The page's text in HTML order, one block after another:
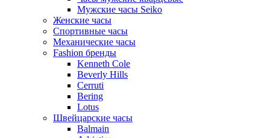
Мужские часы Seiko
Женские часы
Спортивные часы
Механические часы
Fashion бренды
Kenneth Cole
Beverly Hills
Cerruti
Bering
Lotus
Швейцарские часы
Balmain